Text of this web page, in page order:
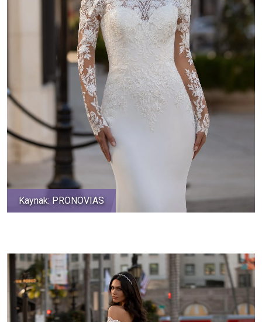
Kaynak: PRONOVIAS